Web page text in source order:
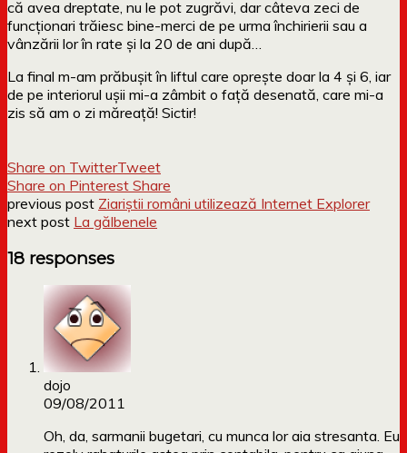
că avea dreptate, nu le pot zugrăvi, dar câteva zeci de
funcționari trăiesc bine-merci de pe urma închirierii sau a
vânzării lor în rate și la 20 de ani după…
La final m-am prăbușit în liftul care oprește doar la 4 și 6, iar
de pe interiorul ușii mi-a zâmbit o față desenată, care mi-a
zis să am o zi măreață! Sictir!
Share on TwitterTweet
Share on Pinterest Share
previous post Ziariștii români utilizează Internet Explorer
next post La gălbenele
18 responses
dojo
09/08/2011
Oh, da, sarmanii bugetari, cu munca lor aia stresanta. Eu